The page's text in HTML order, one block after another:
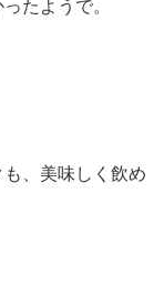
たようで。
、美味しく飲め